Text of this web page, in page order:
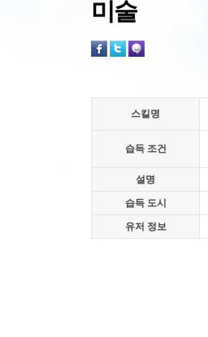
미술
스킬명
습득 조건
설명
습득 도시
유저 정보